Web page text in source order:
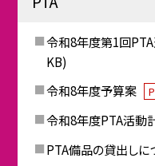
令和8年度第1回
KB)
令和8年度予算案
令和8年度PTA活動
PTA備品の貸出しに